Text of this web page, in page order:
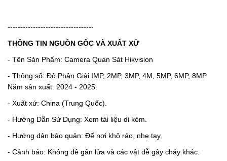
----------------------------------
THÔNG TIN NGUỒN GỐC VÀ XUẤT XỨ
- Tên Sản Phẩm: Camera Quan Sát Hikvision
- Thông số: Độ Phân Giải IMP, 2MP, 3MP, 4M, 5MP, 6MP, 8MP
Năm sản xuất: 2024 - 2025.
- Xuất xứ: China (Trung Quốc).
- Hướng Dẫn Sử Dụng: Xem tài liệu di kèm.
- Hướng dản bảo quản: Để nơi khô ráo, nhẹ tay.
- Cảnh báo: Không đê gân lửa và các vật dễ gây cháy khác.